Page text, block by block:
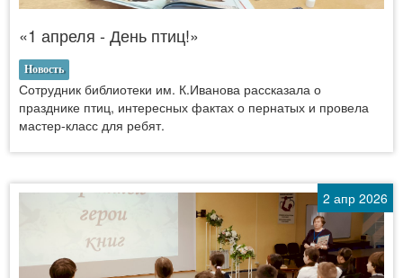
«1 апреля - День птиц!»
Новость
Сотрудник библиотеки им. К.Иванова рассказала о
празднике птиц, интересных фактах о пернатых и провела
мастер-класс для ребят.
2 апр 2026